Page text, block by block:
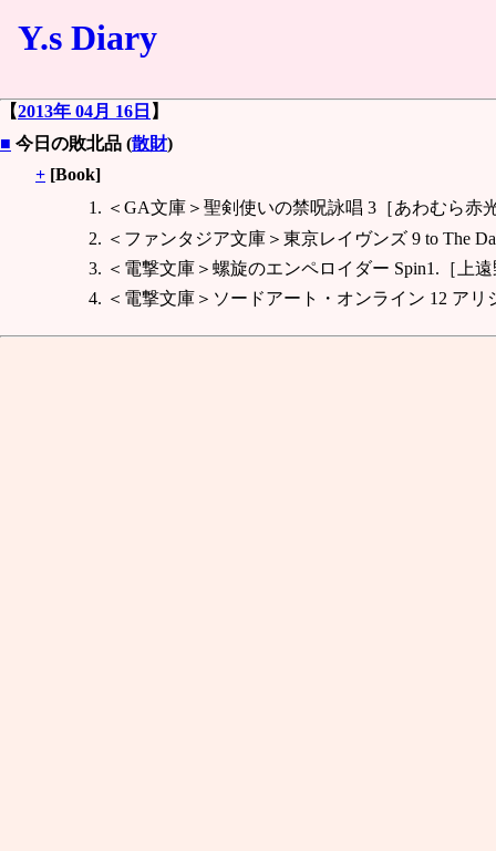
Y.s Diary
【2013年 04月 16日 】
■ 今日の敗北品 (散財)
+ [Book]
＜GA文庫＞聖剣使いの禁呪詠唱 3［あわむら赤
＜ファンタジア文庫＞東京レイヴンズ 9 to The
＜電撃文庫＞螺旋のエンペロイダー Spin1.［上
＜電撃文庫＞ソードアート・オンライン 12 ア